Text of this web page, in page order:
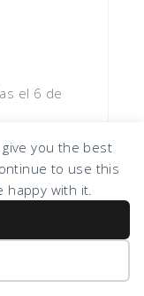
you the best
to use this
happy with it.
el 6 de